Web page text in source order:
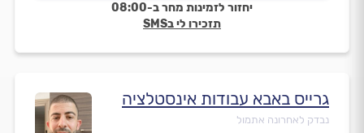
יחזור לזמינות מחר ב-08:00
תזכירו לי בSMS
גרייס באבא עבודות אינסטלציה
נבדק לאחרונה אתמול